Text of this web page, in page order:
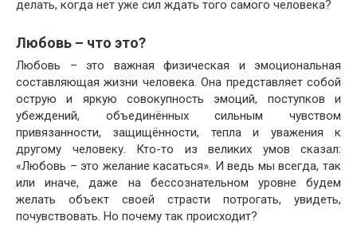
делать, когда нет уже сил ждать того самого человека?
Любовь – что это?
Любовь – это важная физическая и эмоциональная
составляющая жизни человека. Она представляет собой
острую и яркую совокупность эмоций, поступков и
убеждений, объединённых сильным чувством
привязанности, защищённости, тепла и уважения к
другому человеку. Кто-то из великих умов сказал:
«Любовь – это желание касаться». И ведь мы всегда, так
или иначе, даже на бессознательном уровне будем
желать объект своей страсти потрогать, увидеть,
почувствовать. Но почему так происходит?